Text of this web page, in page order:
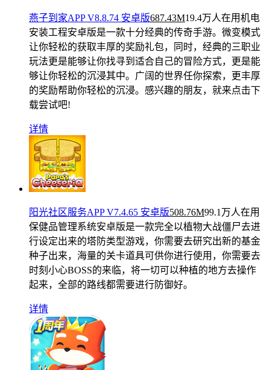
燕子到家APP V8.8.74 安卓版687.43M19.4万人在用机电
安装工程安卓版是一款十分经典的传奇手游。微变模式
让你轻松的获取丰厚的奖励礼包，同时，经典的三职业
玩法更是能够让你找寻到适合自己的冒险方式，更是能
够让你轻松的沉浸其中。广阔的世界任你探索，更丰厚
的奖励帮助你轻松的沉浸。感兴趣的朋友，就来点击下
载尝试吧!
详情
阳光社区服务APP V7.4.65 安卓版508.76M99.1万人在用
保健品管理系统安卓版是一款完全以植物大战僵尸去进
行设定出来的塔防类型游戏，你需要去研究出新的基金
种子出来，海量的关卡道具可供你进行使用，你需要去
时刻小心BOSS的来临，将一切可以种植的地方去操作
起来，全部的路线都需要进行防御好。
详情